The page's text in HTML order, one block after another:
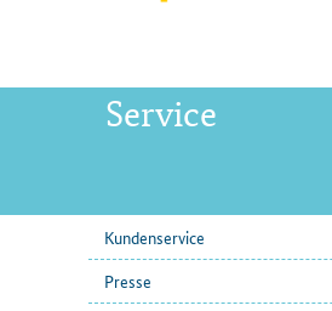
Service
Unternavigation
Kundenservice
Presse